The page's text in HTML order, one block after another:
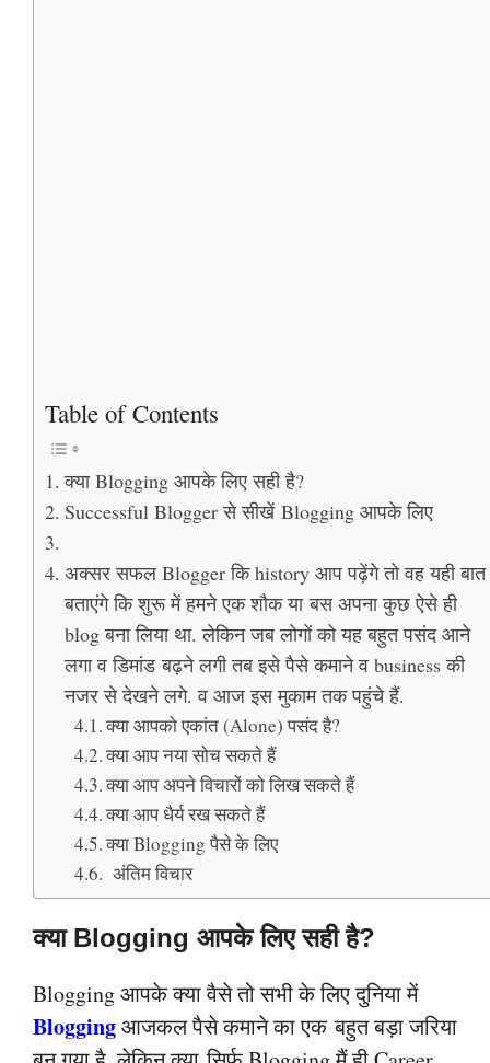
Table of Contents
क्या Blogging आपके लिए सही है?
Successful Blogger से सीखें Blogging आपके लिए
अक्सर सफल Blogger कि history आप पढ़ेंगे तो वह यही बात
बताएंगे कि शुरू में हमने एक शौक या बस अपना कुछ ऐसे ही
blog बना लिया था. लेकिन जब लोगों को यह बहुत पसंद आने
लगा व डिमांड बढ़ने लगी तब इसे पैसे कमाने व business की
नजर से देखने लगे. व आज इस मुकाम तक पहुंचे हैं.
क्या आपको एकांत (Alone) पसंद है?
क्या आप नया सोच सकते हैं
क्या आप अपने विचारों को लिख सकते हैं
क्या आप धैर्य रख सकते हैं
क्या Blogging पैसे के लिए
अंतिम विचार
क्या Blogging आपके लिए सही है?
Blogging आपके क्यावैसे तो सभीके लिएदुनिया में
Bloggingआजकल पैसे कमाने का एकबहुत बड़ा जरिया